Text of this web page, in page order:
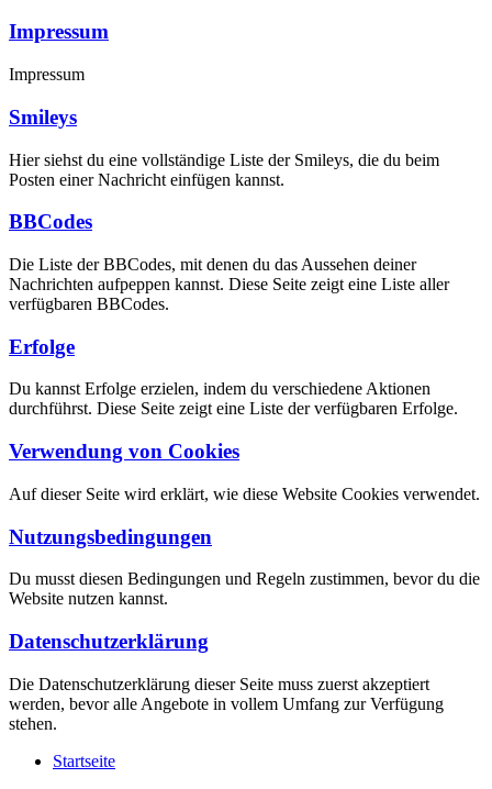
Impressum
Impressum
Smileys
Hier siehst du eine vollständige Liste der Smileys, die du beim
Posten einer Nachricht einfügen kannst.
BBCodes
Die Liste der BBCodes, mit denen du das Aussehen deiner
Nachrichten aufpeppen kannst. Diese Seite zeigt eine Liste aller
verfügbaren BBCodes.
Erfolge
Du kannst Erfolge erzielen, indem du verschiedene Aktionen
durchführst. Diese Seite zeigt eine Liste der verfügbaren Erfolge.
Verwendung von Cookies
Auf dieser Seite wird erklärt, wie diese Website Cookies verwendet.
Nutzungsbedingungen
Du musst diesen Bedingungen und Regeln zustimmen, bevor du die
Website nutzen kannst.
Datenschutzerklärung
Die Datenschutzerklärung dieser Seite muss zuerst akzeptiert
werden, bevor alle Angebote in vollem Umfang zur Verfügung
stehen.
Startseite